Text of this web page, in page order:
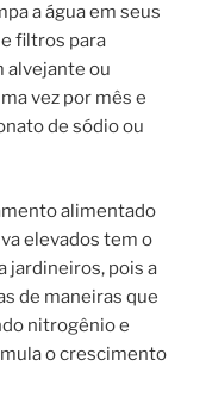
a água em seus
filtros para
alvejante ou
vez por mês e
de sódio ou
alimentado
elevados tem o
jardineiros, pois a
de maneiras que
nitrogênio e
o crescimento